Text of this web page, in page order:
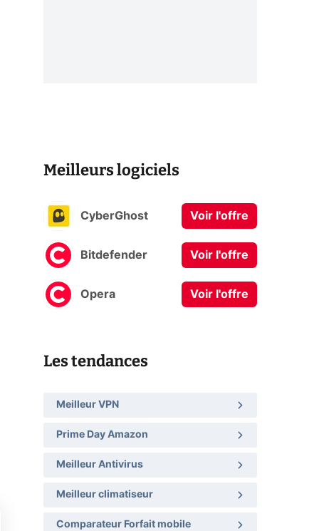
Meilleurs logiciels
CyberGhost Voir l'offre
Bitdefender Voir l'offre
Opera Voir l'offre
Les tendances
Meilleur VPN
Prime Day Amazon
Meilleur Antivirus
Meilleur climatiseur
Comparateur Forfait mobile